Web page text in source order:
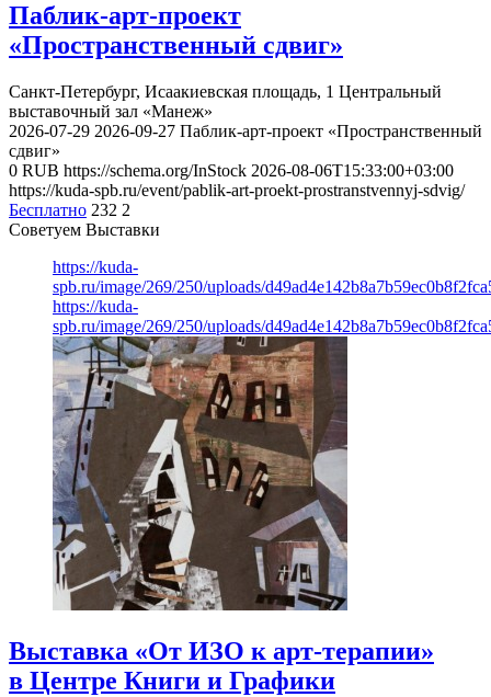
Паблик-арт-проект
«Пространственный сдвиг»
Санкт-Петербург, Исаакиевская площадь, 1 Центральный
выставочный зал «Манеж»
2026-07-29 2026-09-27 Паблик-арт-проект «Пространственный
сдвиг»
0 RUB https://schema.org/InStock 2026-08-06T15:33:00+03:00
https://kuda-spb.ru/event/pablik-art-proekt-prostranstvennyj-sdvig/
Бесплатно 232 2
Советуем Выставки
https://kuda-
spb.ru/image/269/250/uploads/
https://kuda-
spb.ru/image/269/250/uploads/
Выставка «От ИЗО к арт-терапии»
в Центре Книги и Графики